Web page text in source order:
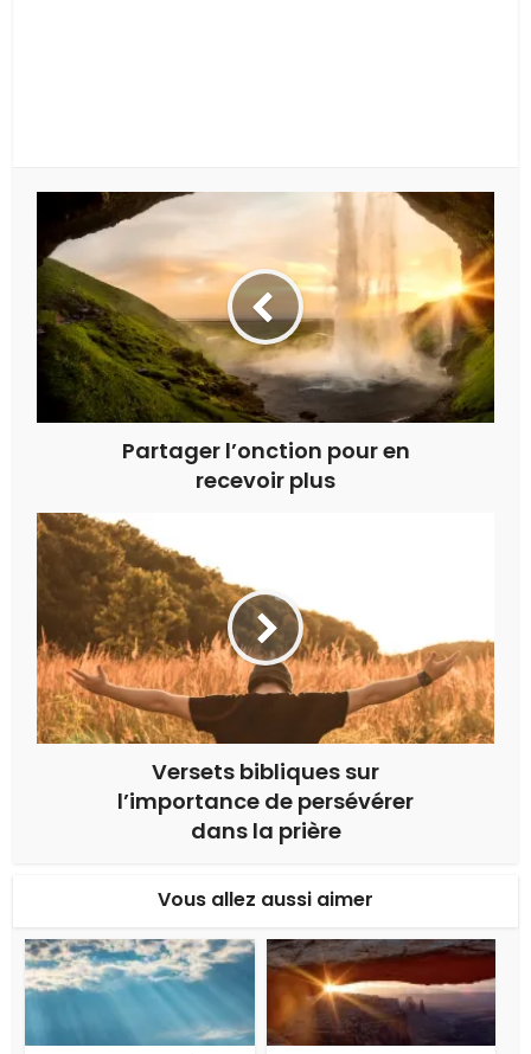
Partager l’onction pour en
recevoir plus
Versets bibliques sur
l’importance de persévérer
dans la prière
Vous allez aussi aimer